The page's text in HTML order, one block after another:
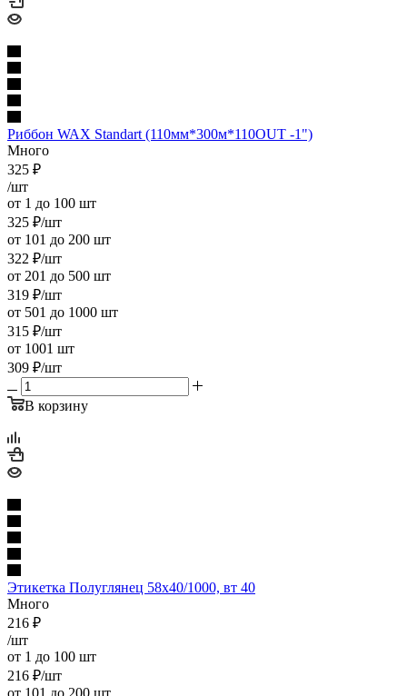
Риббон WAX Standart (110мм*300м*110OUT -1")
Много
325 ₽
/шт
от 1 до 100 шт
325 ₽/шт
от 101 до 200 шт
322 ₽/шт
от 201 до 500 шт
319 ₽/шт
от 501 до 1000 шт
315 ₽/шт
от 1001 шт
309 ₽/шт
В корзину
Этикетка Полуглянец 58х40/1000, вт 40
Много
216 ₽
/шт
от 1 до 100 шт
216 ₽/шт
от 101 до 200 шт